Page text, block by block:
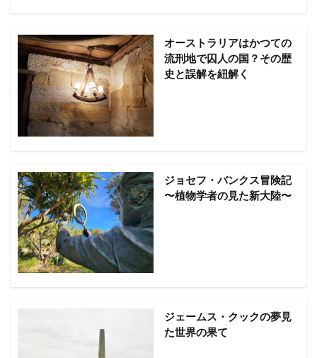
オーストラリアはかつての
流刑地で囚人の国？その歴
史と誤解を紐解く
ジョセフ・バンクス冒険記
〜植物学者の見た新大陸〜
ジェームス・クックの夢見
た世界の果て